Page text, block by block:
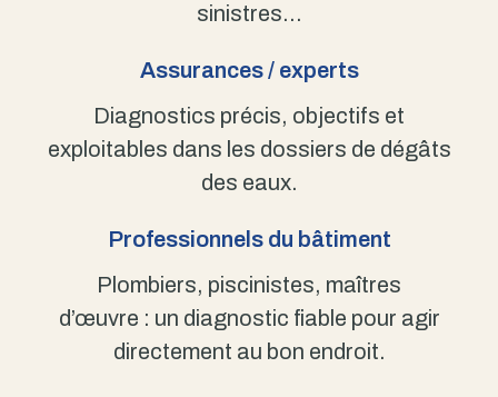
sinistres…
Assurances / experts
Diagnostics précis, objectifs et
exploitables dans les dossiers de dégâts
des eaux.
Professionnels du bâtiment
Plombiers, piscinistes, maîtres
d’œuvre : un diagnostic fiable pour agir
directement au bon endroit.